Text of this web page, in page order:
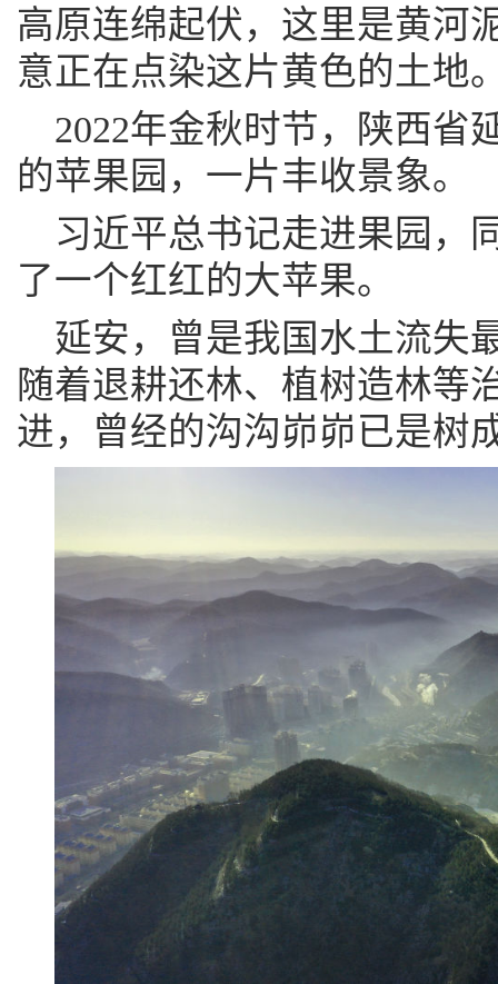
高原连绵起伏，这里是黄河
意正在点染这片黄色的土地
2022年金秋时节，陕西省
的苹果园，一片丰收景象。
习近平总书记走进果园，
了一个红红的大苹果。
延安，曾是我国水土流失
随着退耕还林、植树造林等
进，曾经的沟沟峁峁已是树